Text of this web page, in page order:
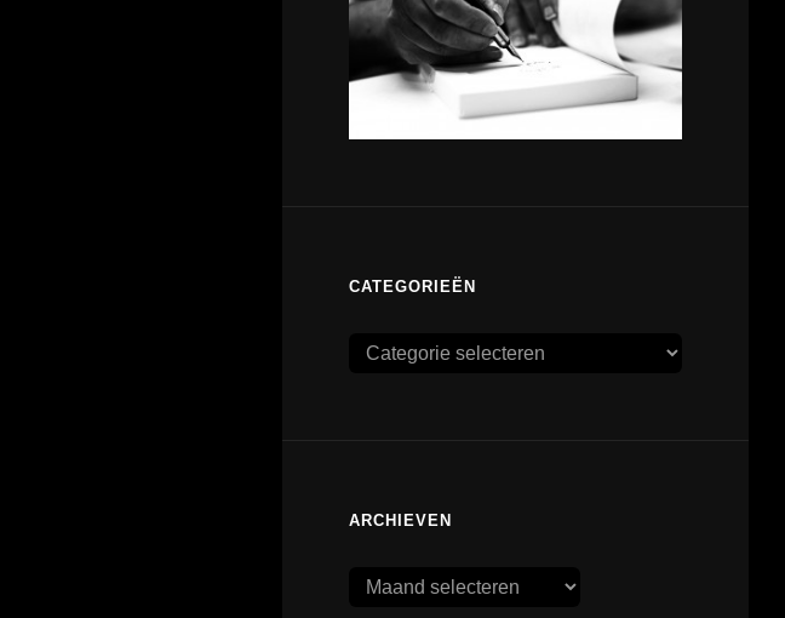
CATEGORIEËN
Categorieën
ARCHIEVEN
Archieven